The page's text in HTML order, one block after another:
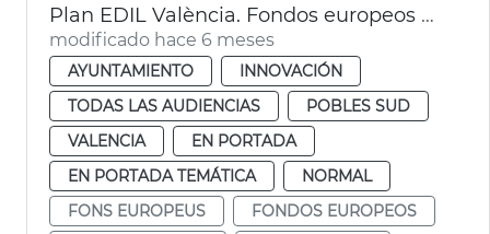
Plan EDIL València. Fondos europeos dana Pobles del Sud
modificado hace 6 meses
AYUNTAMIENTO
INNOVACIÓN
TODAS LAS AUDIENCIAS
POBLES SUD
VALENCIA
EN PORTADA
EN PORTADA TEMÁTICA
NORMAL
FONS EUROPEUS
FONDOS EUROPEOS